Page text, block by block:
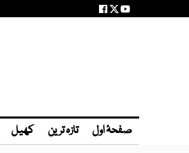
صفحۂ اول تازہ ترین کھیل